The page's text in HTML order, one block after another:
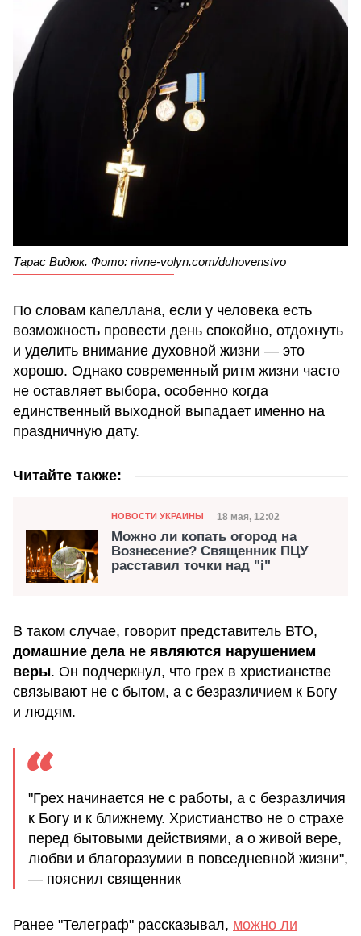
Тарас Видюк. Фото: rivne-volyn.com/duhovenstvo
По словам капеллана, если у человека есть
возможность провести день спокойно, отдохнуть
и уделить внимание духовной жизни — это
хорошо. Однако современный ритм жизни часто
не оставляет выбора, особенно когда
единственный выходной выпадает именно на
праздничную дату.
Читайте также:
Категория
НОВОСТИ УКРАИНЫ Дата публикации
18 мая, 12:02
Можно ли копать огород на
Вознесение? Священник ПЦУ
расставил точки над "i"
В таком случае, говорит представитель ВТО,
домашние дела не являются нарушением
веры. Он подчеркнул, что грех в христианстве
связывают не с бытом, а с безразличием к Богу
и людям.
"Грех начинается не с работы, а с безразличия
к Богу и к ближнему. Христианство не о страхе
перед бытовыми действиями, а о живой вере,
любви и благоразумии в повседневной жизни",
— пояснил священник
Ранее "Телеграф" рассказывал, можно ли